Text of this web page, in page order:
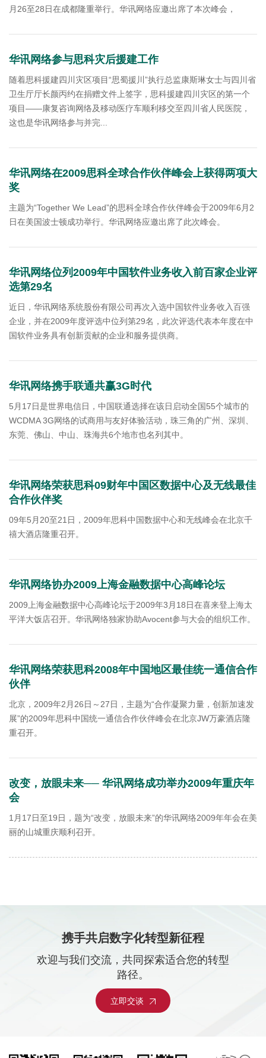
月26至28日在成都隆重举行。华讯网络应邀出席了本次峰会，
华讯网络参与思科灾后援建工作
随着思科援建四川灾区项目“思蜀援川”执行总监康斯琳女士与四川省
卫生厅厅长颜丙约在捐赠文件上签字，思科援建四川灾区的第一个
项目——康复咨询网络及移动医疗车顺利移交至四川省人民医院，
这也是华讯网络参与并完...
华讯网络在2009思科全球合作伙伴峰会上获得两项大
奖
主题为“Together We Lead”的思科全球合作伙伴峰会于2009年6月2
日在美国波士顿成功举行。华讯网络应邀出席了此次峰会。
华讯网络位列2009年中国软件业务收入前百家企业评
选第29名
近日，华讯网络系统股份有限公司再次入选中国软件业务收入百强
企业，并在2009年度评选中位列第29名，此次评选代表本年度在中
国软件业务具有创新贡献的企业和服务提供商。
华讯网络携手联通共赢3G时代
5月17日是世界电信日，中国联通选择在该日启动全国55个城市的
WCDMA 3G网络的试商用与友好体验活动，珠三角的广州、深圳、
东莞、佛山、中山、珠海共6个地市也名列其中。
华讯网络荣获思科09财年中国区数据中心及无线最佳
合作伙伴奖
09年5月20至21日，2009年思科中国数据中心和无线峰会在北京千
禧大酒店隆重召开。
华讯网络协办2009上海金融数据中心高峰论坛
2009上海金融数据中心高峰论坛于2009年3月18日在喜来登上海太
平洋大饭店召开。华讯网络独家协助Avocent参与大会的组织工作。
华讯网络荣获思科2008年中国地区最佳统一通信合作
伙伴
北京，2009年2月26日～27日，主题为“合作凝聚力量，创新加速发
展”的2009年思科中国统一通信合作伙伴峰会在北京JW万豪酒店隆
重召开。
改变，放眼未来── 华讯网络成功举办2009年重庆年
会
1月17日至19日，题为“改变，放眼未来”的华讯网络2009年年会在美
丽的山城重庆顺利召开。
携手共启数字化转型新征程
欢迎与我们交流，共同探索适合您的转型
路径。
立即交谈